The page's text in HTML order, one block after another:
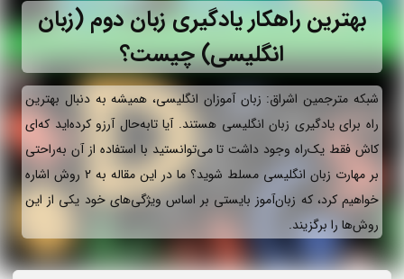
بهترین راهکار یادگیری زبان دوم (زبان
انگلیسی) چیست؟
شبکه مترجمین اشراق: زبان آموزان انگلیسی، همیشه به دنبال بهترین
راه برای یادگیری زبان انگلیسی هستند. آیا تابه‌حال آرزو کرده‌اید که‌ای
کاش فقط یک‌راه وجود داشت تا می‌توانستید با استفاده از آن به‌راحتی
بر مهارت زبان انگلیسی مسلط شوید؟ ما در این مقاله به 2 روش اشاره
خواهیم کرد، که زبان‌آموز بایستی بر اساس ویژگی‌های خود یکی از این
روش‌ها را برگزیند.